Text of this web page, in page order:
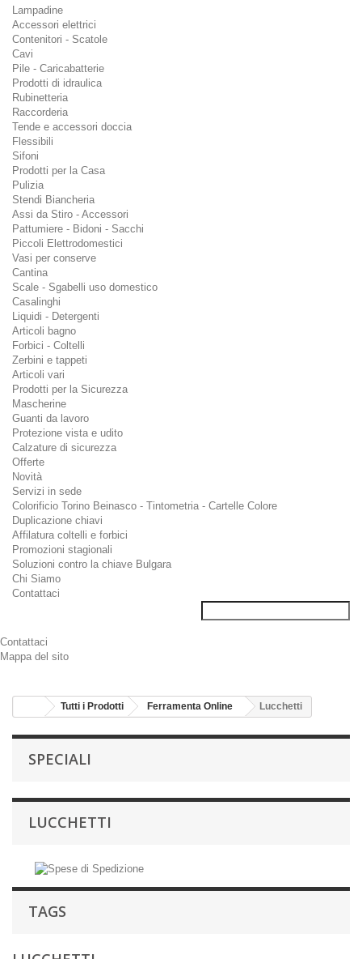
Lampadine
Accessori elettrici
Contenitori - Scatole
Cavi
Pile - Caricabatterie
Prodotti di idraulica
Rubinetteria
Raccorderia
Tende e accessori doccia
Flessibili
Sifoni
Prodotti per la Casa
Pulizia
Stendi Biancheria
Assi da Stiro - Accessori
Pattumiere - Bidoni - Sacchi
Piccoli Elettrodomestici
Vasi per conserve
Cantina
Scale - Sgabelli uso domestico
Casalinghi
Liquidi - Detergenti
Articoli bagno
Forbici - Coltelli
Zerbini e tappeti
Articoli vari
Prodotti per la Sicurezza
Mascherine
Guanti da lavoro
Protezione vista e udito
Calzature di sicurezza
Offerte
Novità
Servizi in sede
Colorificio Torino Beinasco - Tintometria - Cartelle Colore
Duplicazione chiavi
Affilatura coltelli e forbici
Promozioni stagionali
Soluzioni contro la chiave Bulgara
Chi Siamo
Contattaci
Contattaci
Mappa del sito
Tutti i Prodotti Ferramenta Online Lucchetti
SPECIALI
LUCCHETTI
TAGS